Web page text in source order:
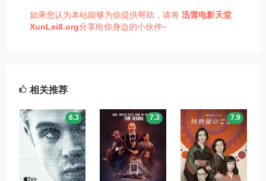
如果您认为本站能够为你提供帮助，请将 迅雷电影天堂
XunLei8.org分享给你身边的小伙伴~
相关推荐
6.3 7.3 7.9